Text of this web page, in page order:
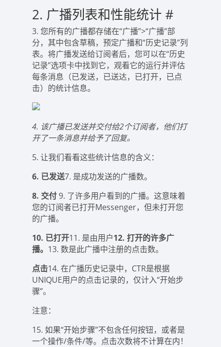
2. 广播列表和性能统计 #
3. 您所有的广播都存储在“广播”>“广播”部
分，其中包含草稿，预定广播和“历史记录”列
表。将广播发送给订阅者后，您可以在“历史
记录”选项卡中找到它，观看它的运行并评估
每条消息（已发送，已送达，已打开，已点
击）的统计信息。
4. 该广播已发送并交付给2个订阅者，他们打
开了一条消息并给予了回复。
5. 让我们看看这些统计信息的含义：
6. 已发送7. 是成功发送的广播数。
8. 交付9. 了许多用户看到的广播。这意味着
您的订阅者已打开Messenger，但未打开您
的广播。
10. 已打开11. 是由用户12. 打开的许多广
播。 13. 数是此广播中注册的点击数。
点击14. 在广播历史记录中，CTR是根据
UNIQUE用户的点击记录的，仅计入“开始步
骤”。
注意：
15. 如果“开始步骤”不包含任何按钮，或者是
一个操作/条件/等。点击次数将不计算在内！